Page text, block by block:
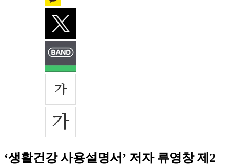
‘생활건강 사용설명서’ 저자 류영창 제2